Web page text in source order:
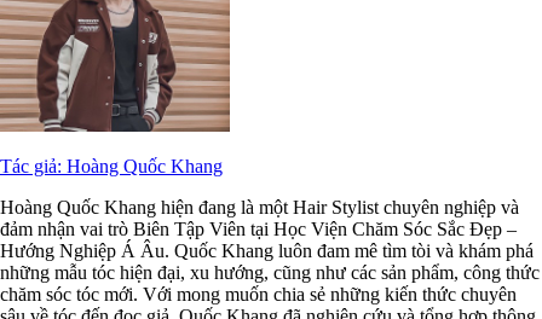
Tác giả: Hoàng Quốc Khang
Hoàng Quốc Khang hiện đang là một Hair Stylist chuyên nghiệp và
đảm nhận vai trò Biên Tập Viên tại Học Viện Chăm Sóc Sắc Đẹp –
Hướng Nghiệp Á Âu. Quốc Khang luôn đam mê tìm tòi và khám phá
những mẫu tóc hiện đại, xu hướng, cũng như các sản phẩm, công thức
chăm sóc tóc mới. Với mong muốn chia sẻ những kiến thức chuyên